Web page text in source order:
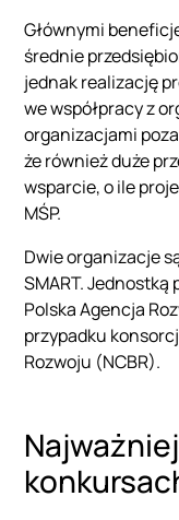
Głównymi
średnie
jednak realizację
we współpracy z
organizacjami
że również duże
wsparcie, o ile
MŚP.
Dwie organizacje
SMART.
Polska Agencja
przypadku
Rozwoju (NCBR).